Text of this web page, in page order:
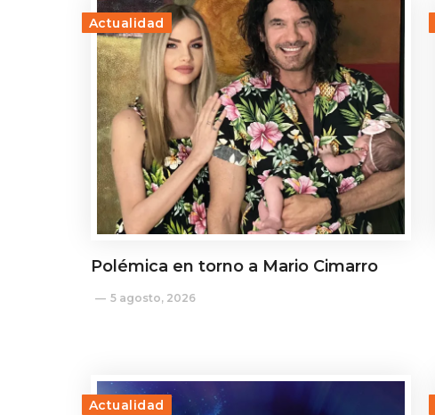
Actualidad
Polémica en torno a Mario Cimarro
5 agosto, 2026
Actualidad